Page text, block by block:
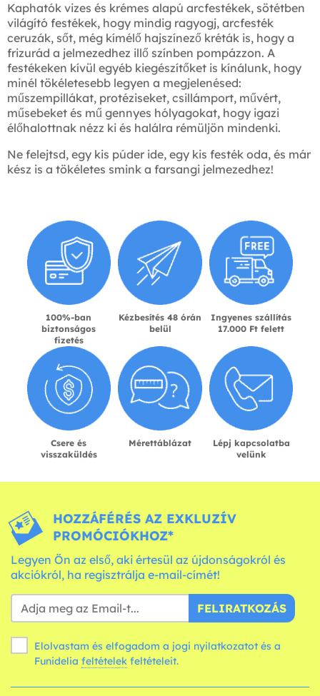
Kaphatók vizes és krémes alapú arcfestékek, sötétben
világító festékek, hogy mindig ragyogj, arcfesték
ceruzák, sőt, még kímélő hajszínező kréták is, hogy a
frizurád a jelmezedhez illő színben pompázzon. A
festékeken kívül egyéb kiegészítőket is kínálunk, hogy
minél tökéletesebb legyen a megjelenésed:
műszempillákat, protéziseket, csillámport, művért,
műsebeket és mű gennyes hólyagokat, hogy igazi
élőhalottnak nézz ki és halálra rémüljön mindenki.
Ne felejtsd, egy kis púder ide, egy kis festék oda, és már
kész is a tökéletes smink a farsangi jelmezedhez!
100%-ban
biztonságos
fizetés
Kézbesítés 48 órán
belül
Ingyenes szállítás
17.000 Ft felett
Csere és
visszaküldés
Mérettáblázat
Lépj kapcsolatba
velünk
HOZZÁFÉRÉS AZ EXKLUZÍV
PROMÓCIÓKHOZ*
Legyen Ön az első, aki értesül az újdonságokról és
akciókról, ha regisztrálja e-mail-címét!
FELIRATKOZÁS
Elolvastam és elfogadom a jogi nyilatkozatot és a
Funidelia feltételek feltételeit.